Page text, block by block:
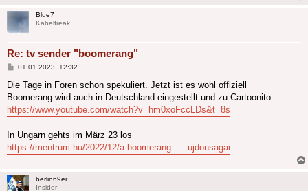
Blue7
Kabelfreak
Re: tv sender "boomerang"
Beitrag
01.01.2023, 12:32
Die Tage in Foren schon spekuliert. Jetzt ist es wohl offiziell
Boomerang wird auch in Deutschland eingestellt und zu Cartoonito
https://www.youtube.com/watch?v=hm0xoFccLDs&t=8s
In Ungarn gehts im März 23 los
https://mentrum.hu/2022/12/a-boomerang- ... ujdonsagai
berlin69er
Insider